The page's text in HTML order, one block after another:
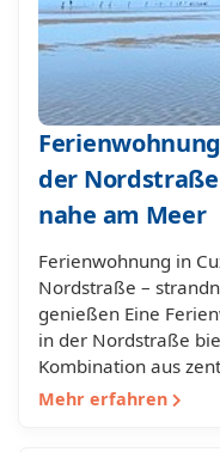
der
nahe am Meer
Ferienwohnung in
Nordstraße –
genießen Eine
in der Nordstraße
Kombination aus
Mehr erfahren